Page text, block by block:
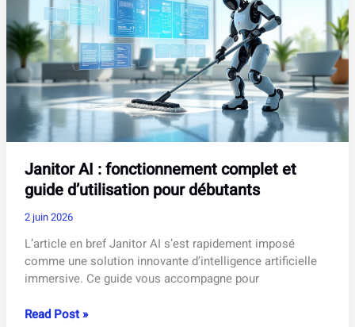
évolution
en
2026
Janitor AI : fonctionnement complet et
guide d’utilisation pour débutants
2 juin 2026
L’article en bref Janitor AI s’est rapidement imposé
comme une solution innovante d’intelligence artificielle
immersive. Ce guide vous accompagne pour
Janitor
Read Post »